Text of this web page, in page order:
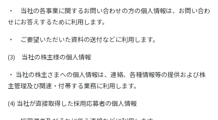
・ 当社の各事業に関するお問い合わせの方の個人情報は、お問い合わ
せにお答えするために利用します。
・ ご要望いただいた資料の送付などに利用します。
(3) 当社の株主様の個人情報
・ 当社の株主さまへの個人情報は、連絡、各種情報等の提供および株
主管理及び関連・付帯する業務に利用します。
(4) 当社が直接取得した採用応募者の個人情報